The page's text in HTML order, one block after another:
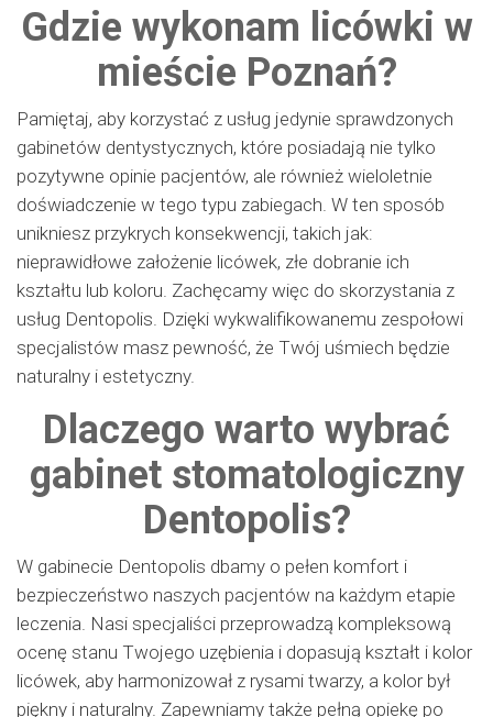
Gdzie wykonam licówki w
mieście Poznań?
Pamiętaj, aby korzystać z usług jedynie sprawdzonych
gabinetów dentystycznych, które posiadają nie tylko
pozytywne opinie pacjentów, ale również wieloletnie
doświadczenie w tego typu zabiegach. W ten sposób
unikniesz przykrych konsekwencji, takich jak:
nieprawidłowe założenie licówek, złe dobranie ich
kształtu lub koloru. Zachęcamy więc do skorzystania z
usług Dentopolis. Dzięki wykwalifikowanemu zespołowi
specjalistów masz pewność, że Twój uśmiech będzie
naturalny i estetyczny.
Dlaczego warto wybrać
gabinet stomatologiczny
Dentopolis?
W gabinecie Dentopolis dbamy o pełen komfort i
bezpieczeństwo naszych pacjentów na każdym etapie
leczenia. Nasi specjaliści przeprowadzą kompleksową
ocenę stanu Twojego uzębienia i dopasują kształt i kolor
licówek, aby harmonizował z rysami twarzy, a kolor był
piękny i naturalny. Zapewniamy także pełną opiekę po